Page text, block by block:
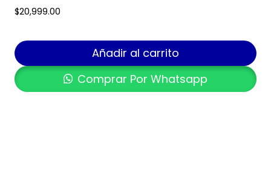
$20,999.00
Añadir al carrito
Comprar Por Whatsapp